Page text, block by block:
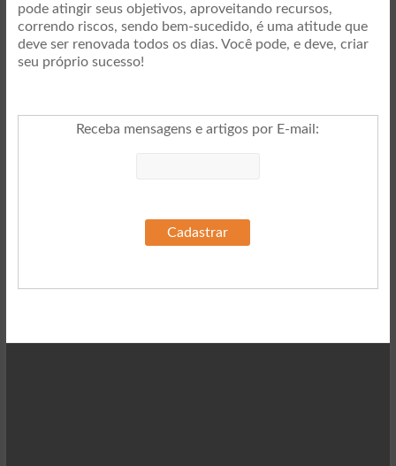
pode atingir seus objetivos, aproveitando recursos,
correndo riscos, sendo bem-sucedido, é uma atitude que
deve ser renovada todos os dias. Você pode, e deve, criar
seu próprio sucesso!
Receba mensagens e artigos por E-mail :